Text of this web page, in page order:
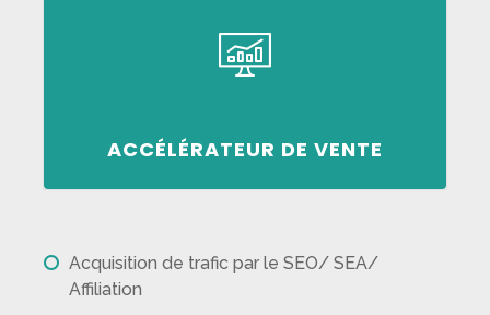
ACCÉLÉRATEUR DE VENTE
Votre stratégie adaptée à votre
Acquisition de trafic par le SEO/ SEA/
Affiliation